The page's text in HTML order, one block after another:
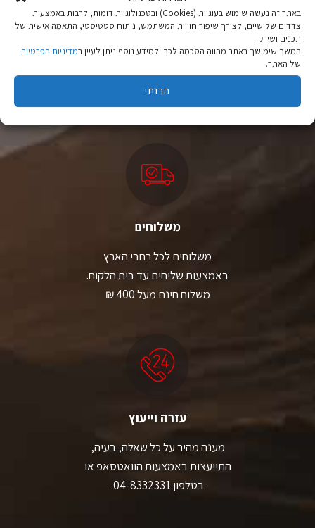
באתר זה נעשה שימוש בעוגיות (Cookies) ובטכנולוגיות דומות, לרבות באמצעות
צדדים שלישיים, לצורך שיפור חוויית המשתמש, ניתוח סטטיסטי, התאמה אישית של
תכנים ושיווק.
המשך שימושך באתר מהווה הסכמה לכך. למידע נוסף ניתן לעיין במדיניות הפרטיות
של האתר.
הבנתי
בעמוד
המוצר
ציוד טיולים
מהיבואן לצרכן
יבוא ישיר לצד מותגים מובילים במחירים ללא תחרות.
משלוחים
משלוחים לכל רחבי הארץ
באמצעות שליחים עד בית הלקוח.
משלוח חינם מעל 400 ₪
עזרה וייעוץ
מענה מהיר על כל שאלה, בעיה,
התייעצות באמצעות הוואטסאפ או
בטלפון 04-8332331.